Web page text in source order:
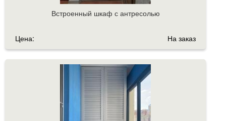
Встроенный шкаф с антресолью
Цена: На заказ